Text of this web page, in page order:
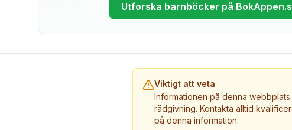
Utforska barnböcker på
Viktigt att veta
Informationen på denna
rådgivning. Kontakta alltid
på denna information.